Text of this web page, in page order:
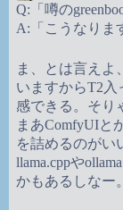
Q:「噂の
A:「こうなりま
ま、とは言え
いますからT2
感できる。そり
まあComfyUIと
を詰めるのがい
llama.cppや
かもあるしなー。